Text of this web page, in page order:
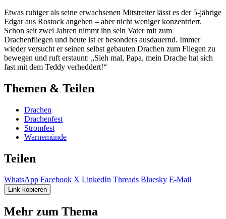
Etwas ruhiger als seine erwachsenen Mitstreiter lässt es der 5-jährige
Edgar aus Rostock angehen – aber nicht weniger konzentriert.
Schon seit zwei Jahren nimmt ihn sein Vater mit zum
Drachenfliegen und heute ist er besonders ausdauernd. Immer
wieder versucht er seinen selbst gebauten Drachen zum Fliegen zu
bewegen und ruft erstaunt: „Sieh mal, Papa, mein Drache hat sich
fast mit dem Teddy verheddert!“
Themen & Teilen
Drachen
Drachenfest
Stromfest
Warnemünde
Teilen
WhatsApp Facebook X LinkedIn Threads Bluesky E-Mail
Link kopieren
Mehr zum Thema